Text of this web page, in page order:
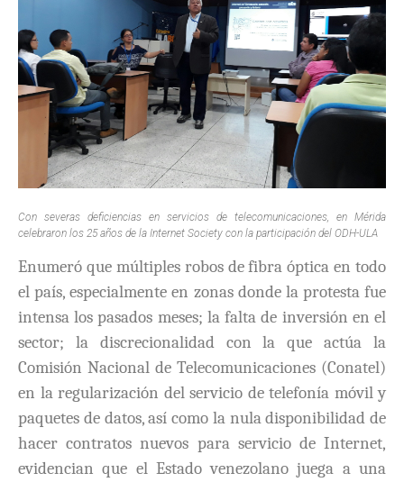
Con severas deficiencias en servicios de telecomunicaciones, en Mérida
celebraron los 25 años de la Internet Society con la participación del ODH-ULA
Enumeró que múltiples robos de fibra óptica en todo
el país, especialmente en zonas donde la protesta fue
intensa los pasados meses; la falta de inversión en el
sector; la discrecionalidad con la que actúa la
Comisión Nacional de Telecomunicaciones (Conatel)
en la regularización del servicio de telefonía móvil y
paquetes de datos, así como la nula disponibilidad de
hacer contratos nuevos para servicio de Internet,
evidencian que el Estado venezolano juega a una